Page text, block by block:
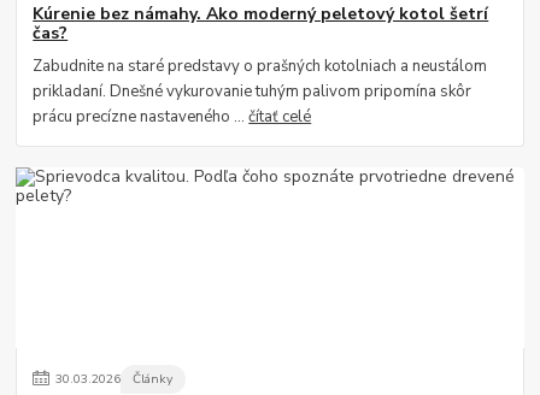
Kúrenie bez námahy. Ako moderný peletový kotol šetrí
čas?
Zabudnite na staré predstavy o prašných kotolniach a neustálom
prikladaní. Dnešné vykurovanie tuhým palivom pripomína skôr
prácu precízne nastaveného ...čítať celé
30.03.2026 Články